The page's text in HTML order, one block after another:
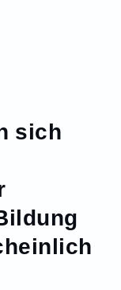
sich